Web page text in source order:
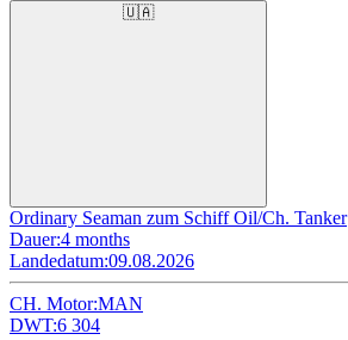
🇺🇦
Ordinary Seaman zum Schiff Oil/Ch. Tanker
Dauer:4 months
Landedatum:09.08.2026
CH. Motor:MAN
DWT:6 304